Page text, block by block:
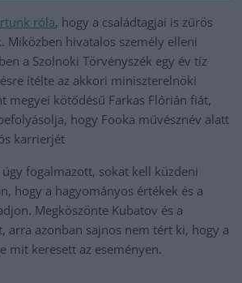
róla, hogy a családtagjai is zűrös
Miközben hivatalos személy elleni
a Szolnoki Törvényszék egy év tíz
ítélte az akkori miniszterelnöki
megyei kötődésű Farkas Flórián fiát,
hogy Fooka művésznév alatt
karrierjét
fogalmazott, sokat kell küzdeni
hogy a hagyományos értékek és a
Megköszönte Kubatov és a
arra azonban sajnos nem tért ki, hogy a
mit keresett az eseményen.